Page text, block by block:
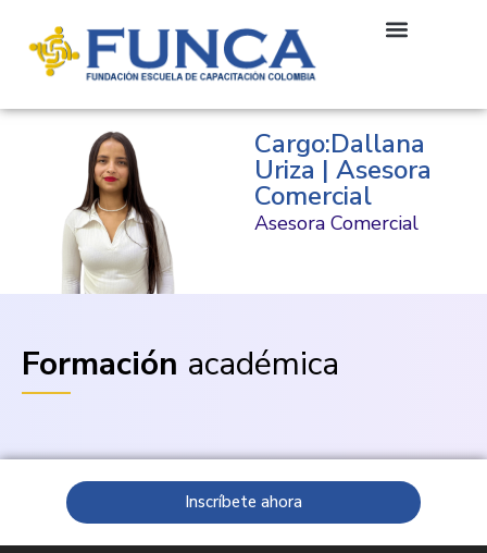
Cargo:Dallana
Uriza | Asesora
Comercial
Asesora Comercial
Formación académica
Inscríbete ahora